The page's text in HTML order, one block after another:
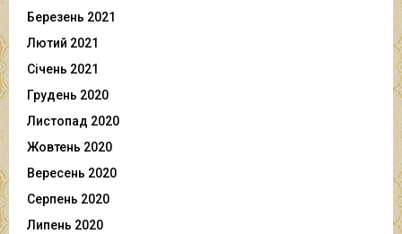
Березень 2021
Лютий 2021
Січень 2021
Грудень 2020
Листопад 2020
Жовтень 2020
Вересень 2020
Серпень 2020
Липень 2020